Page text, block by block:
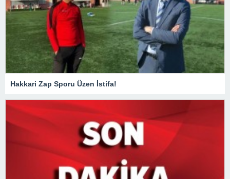
Hakkari Zap Sporu Üzen İstifa!